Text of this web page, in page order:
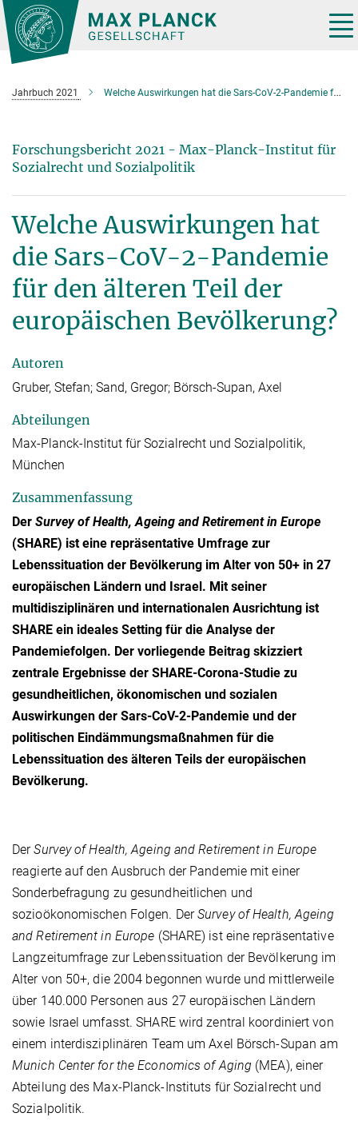
Hauptinhalt
Jahrbuch 2021 Welche Auswirkungen hat die Sars-CoV-2-Pandemie für den älteren Teil der europäischen Bevölkerung?
Forschungsbericht 2021 - Max-Planck-Institut für
Sozialrecht und Sozialpolitik
Welche Auswirkungen hat
die Sars-CoV-2-Pandemie
für den älteren Teil der
europäischen Bevölkerung?
Autoren
Gruber, Stefan; Sand, Gregor; Börsch-Supan, Axel
Abteilungen
Max-Planck-Institut für Sozialrecht und Sozialpolitik,
München
Zusammenfassung
Der Survey of Health, Ageing and Retirement in Europe
(SHARE) ist eine repräsentative Umfrage zur
Lebenssituation der Bevölkerung im Alter von 50+ in 27
europäischen Ländern und Israel. Mit seiner
multidisziplinären und internationalen Ausrichtung ist
SHARE ein ideales Setting für die Analyse der
Pandemiefolgen. Der vorliegende Beitrag skizziert
zentrale Ergebnisse der SHARE-Corona-Studie zu
gesundheitlichen, ökonomischen und sozialen
Auswirkungen der Sars-CoV-2-Pandemie und der
politischen Eindämmungsmaßnahmen für die
Lebenssituation des älteren Teils der europäischen
Bevölkerung.
DerSurvey of Health, Ageing and Retirement in Europe
reagierte auf den Ausbruch der Pandemie mit einer
Sonderbefragung zu gesundheitlichen und
sozioökonomischen Folgen. DerSurvey of Health, Ageing
and Retirement in Europe (SHARE) ist eine repräsentative
Langzeitumfrage zur Lebenssituation der Bevölkerung im
Alter von 50+, die 2004 begonnen wurde und mittlerweile
über 140.000 Personen aus 27 europäischen Ländern
sowie Israel umfasst. SHARE wird zentral koordiniert von
einem interdisziplinären Team um Axel Börsch-Supan am
Munich Center for the Economics of Aging (MEA), einer
Abteilung des Max-Planck-Instituts für Sozialrecht und
Sozialpolitik.